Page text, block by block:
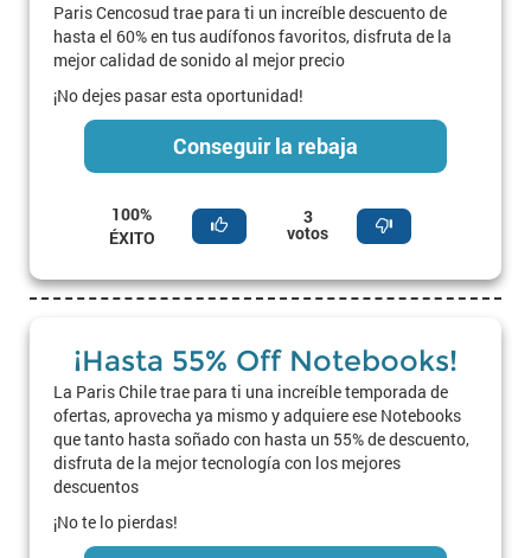
Paris Cencosud trae para ti un increíble descuento de
hasta el 60% en tus audífonos favoritos, disfruta de la
mejor calidad de sonido al mejor precio
¡No dejes pasar esta oportunidad!
Conseguir la rebaja
100%
ÉXITO
3
votos
¡Hasta 55% Off Notebooks!
La Paris Chile trae para ti una increíble temporada de
ofertas, aprovecha ya mismo y adquiere ese Notebooks
que tanto hasta soñado con hasta un 55% de descuento,
disfruta de la mejor tecnología con los mejores
descuentos
¡No te lo pierdas!